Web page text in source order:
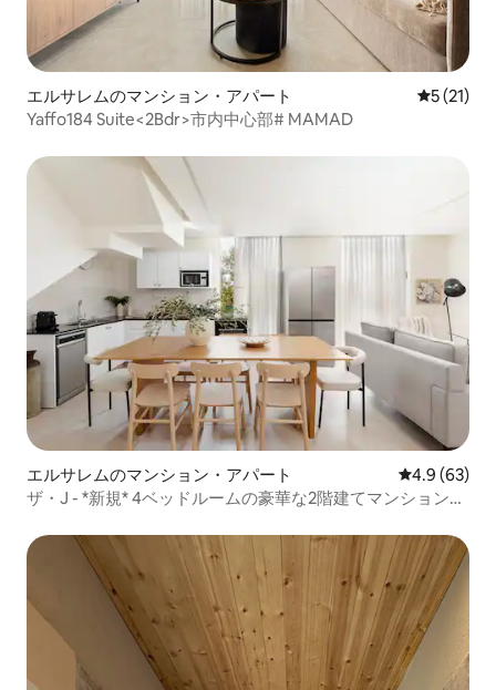
エルサレムのマンション・アパート レビュー
5 (21)
Yaffo184 Suite<2Bdr>市内中心部# MAMAD
エルサレムのマンション・アパート レビュー63
4.9 (63)
ザ・J - *新規* 4ベッドルームの豪華な2階建てマンション